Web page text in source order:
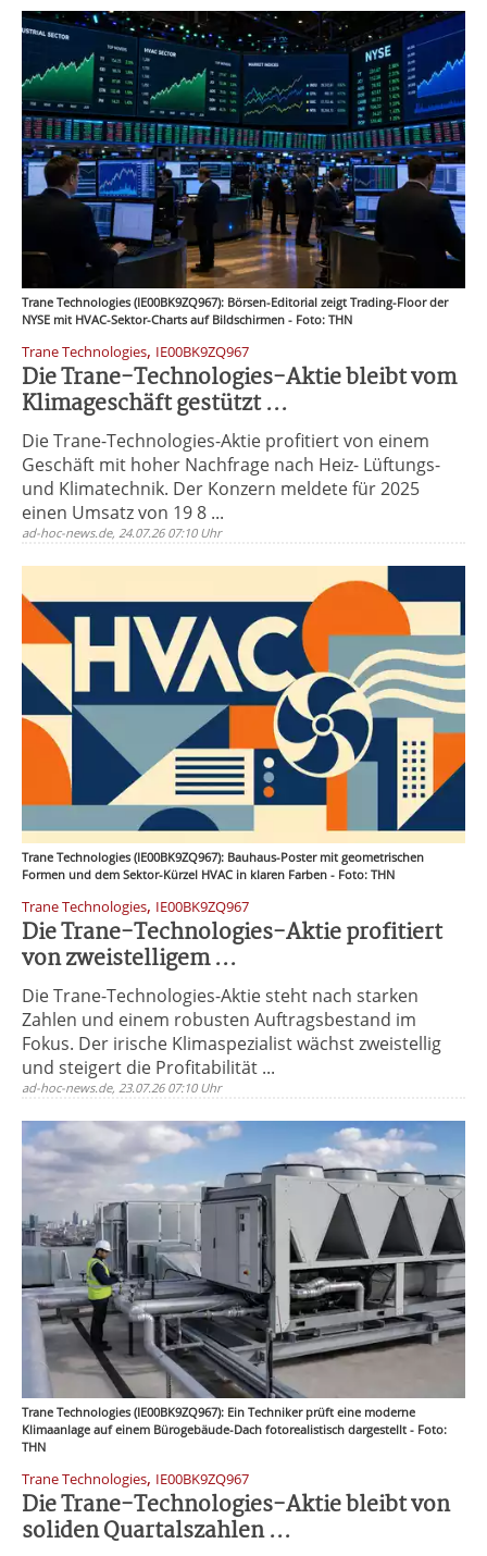
Trane Technologies (IE00BK9ZQ967): Börsen-Editorial zeigt Trading-Floor der
NYSE mit HVAC-Sektor-Charts auf Bildschirmen - Foto: THN
Trane Technologies, IE00BK9ZQ967
Die Trane-Technologies-Aktie bleibt vom
Klimageschäft gestützt ...
Die Trane-Technologies-Aktie profitiert von einem
Geschäft mit hoher Nachfrage nach Heiz- Lüftungs-
und Klimatechnik. Der Konzern meldete für 2025
einen Umsatz von 19 8 ...
ad-hoc-news.de, 24.07.26 07:10 Uhr
Trane Technologies (IE00BK9ZQ967): Bauhaus-Poster mit geometrischen
Formen und dem Sektor-Kürzel HVAC in klaren Farben - Foto: THN
Trane Technologies, IE00BK9ZQ967
Die Trane-Technologies-Aktie profitiert
von zweistelligem ...
Die Trane-Technologies-Aktie steht nach starken
Zahlen und einem robusten Auftragsbestand im
Fokus. Der irische Klimaspezialist wächst zweistellig
und steigert die Profitabilität ...
ad-hoc-news.de, 23.07.26 07:10 Uhr
Trane Technologies (IE00BK9ZQ967): Ein Techniker prüft eine moderne
Klimaanlage auf einem Bürogebäude-Dach fotorealistisch dargestellt - Foto:
THN
Trane Technologies, IE00BK9ZQ967
Die Trane-Technologies-Aktie bleibt von
soliden Quartalszahlen ...